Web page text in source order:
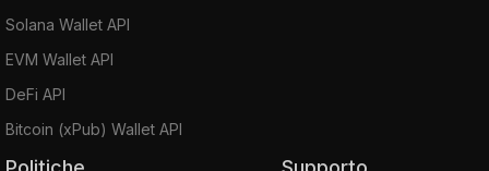
Solana Wallet API
EVM Wallet API
DeFi API
Bitcoin (xPub) Wallet API